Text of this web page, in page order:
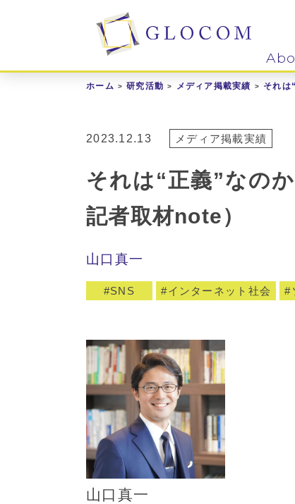
ホーム 研究活動 メディア掲載実績 それは
2023.12.13 メディア掲載実績
それは“正義”なの
記者取材note）
山口真一
SNS インターネット社会
山口真一